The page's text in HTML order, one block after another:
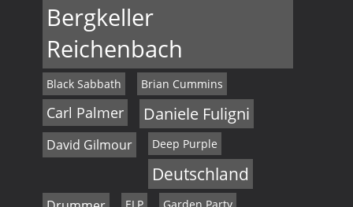
t
e
n
,
N
Bergkeller
Reichenbach
Black Sabbath Brian Cummins
Carl Palmer Daniele Fuligni
David Gilmour Deep Purple
Deutschland
ELP Garden Party